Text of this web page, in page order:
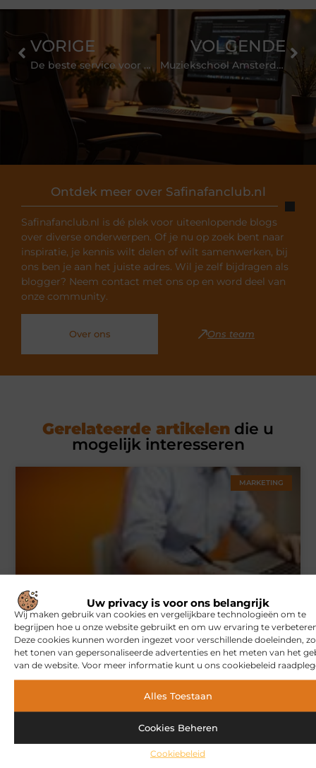
Uw privacy is voor ons belangrijk
Wij maken gebruik van cookies en vergelijkbare technologieën om te
begrijpen hoe u onze website gebruikt en om uw ervaring te
Deze cookies kunnen worden ingezet voor verschillende doeleinden,
het tonen van gepersonaliseerde advertenties en het meten van het
van de website. Voor meer informatie kunt u ons cookiebeleid
Alles Toestaan
Cookies Beheren
Cookiebeleid
Ontdek meer over Safinafanclub.nl
Safinafanclub.nl is dé plek voor uiteenlopende blogs
over diverse onderwerpen. Of je nu op zoek bent naar
inspiratie, je kennis wilt delen of wilt samenwerken, bij
ons ben je aan het juiste adres. Wil je zelf bijdragen als
blogger? Neem contact met ons op en word deel van
onze community.
Over ons Ons team
VORIGE
De beste service voor uw dak het hele jaar rond
VOLGENDE
Muziekschool Amsterdam
Gerelateerde artikelen die u
mogelijk interesseren
MARKETING
Hoe u een webshop laat bouwen die klaar is voor
internationale verkoop